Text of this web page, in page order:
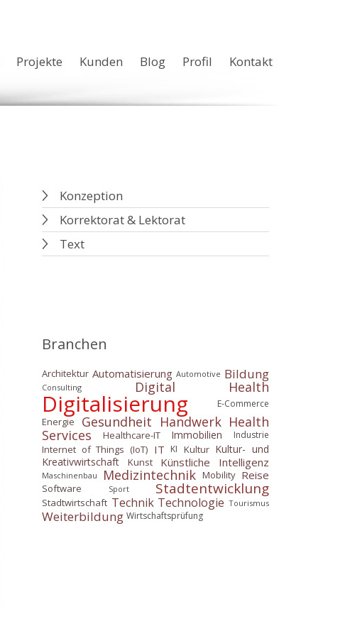
Projekte Kunden Blog Profil Kontakt
Konzeption
Korrektorat & Lektorat
Text
Branchen
Architektur Automatisierung Automotive Bildung
Consulting Digital Health
Digitalisierung E-Commerce
Energie Gesundheit Handwerk Health
Services
Healthcare-IT Immobilien Industrie
Internet of Things (IoT) IT KI Kultur Kultur- und
Kreativwirtschaft
Kunst Künstliche Intelligenz
Maschinenbau Medizintechnik Mobility Reise
Software Sport Stadtentwicklung
Stadtwirtschaft Technik Technologie Tourismus
Weiterbildung Wirtschaftsprüfung